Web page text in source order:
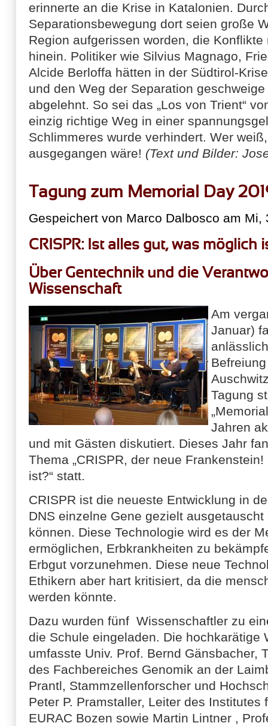
erinnerte an die Krise in Katalonien.
Separationsbewegung dort seien große
Region aufgerissen worden, die
hinein. Politiker wie Silvius Magnago,
Alcide Berloffa hätten in der Südtirol-
und den Weg der Separation
abgelehnt. So sei das „Los von Trient“
einzig richtige Weg in einer
Schlimmeres wurde verhindert. Wer
ausgegangen wäre! (Text und Bilder:
Tagung zum Memorial Day
Gespeichert von Marco Dalbosco am Mi,
CRISPR: Ist alles gut, was möglich
Über Gentechnik und die
Wissenschaft
Am
Januar)
Tagung
Jahren
und mit Gästen diskutiert. Dieses Jahr
Thema „CRISPR, der neue
ist?“ statt.
CRISPR ist die neueste Entwicklung in
DNS einzelne Gene gezielt
können. Diese Technologie wird es der
ermöglichen, Erbkrankheiten zu
Erbgut vorzunehmen. Diese neue
Ethikern aber hart kritisiert, da die
werden könnte.
Dazu wurden fünf Wissenschaftler zu
die Schule eingeladen. Die hochkarätige
umfasste Univ. Prof. Bernd Gänsbacher,
des Fachbereiches Genomik an der
Prantl, Stammzellenforscher und
Peter P. Pramstaller, Leiter des Institutes
EURAC Bozen sowie Martin Lintner ,